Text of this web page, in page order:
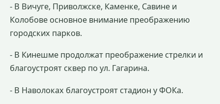
- В Вичуге, Приволжске, Каменке, Савине и
Колобове основное внимание преображению
городских парков.
- В Кинешме продолжат преображение стрелки и
благоустроят сквер по ул. Гагарина.
- В Наволоках благоустроят стадион у ФОКа.